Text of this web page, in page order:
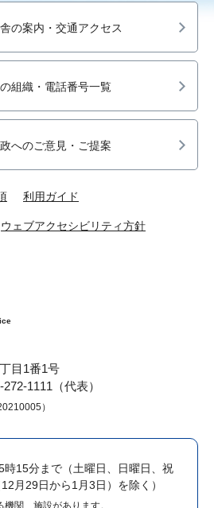
の案内・交通アクセス
組織・電話番号一覧
へのご意見・ご提案
利用ガイド
ウェブアクセシビリティ方針
目1番1号
1111（代表）
）
時15分まで （土曜日、日曜日、祝
月29日から1月3日）を除く）
関、施設があります。